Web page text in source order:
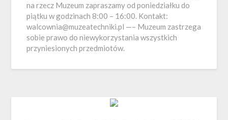
na rzecz Muzeum zapraszamy od poniedziałku do
piątku w godzinach 8:00 – 16:00. Kontakt:
walcownia@muzeatechniki.pl —– Muzeum zastrzega
sobie prawo do niewykorzystania wszystkich
przyniesionych przedmiotów.